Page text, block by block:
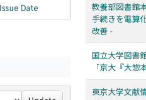
Date
教養部図書館
手続きを電算
改善 -
国立大学図書
「京大『大惣
東京大学文献